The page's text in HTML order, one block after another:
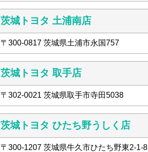
茨城トヨタ 土浦南店
〒300-0817 茨城県土浦市永国757
茨城トヨタ 取手店
〒302-0021 茨城県取手市寺田5038
茨城トヨタ ひたち野うしく店
〒300-1207 茨城県牛久市ひたち野東2-1-8